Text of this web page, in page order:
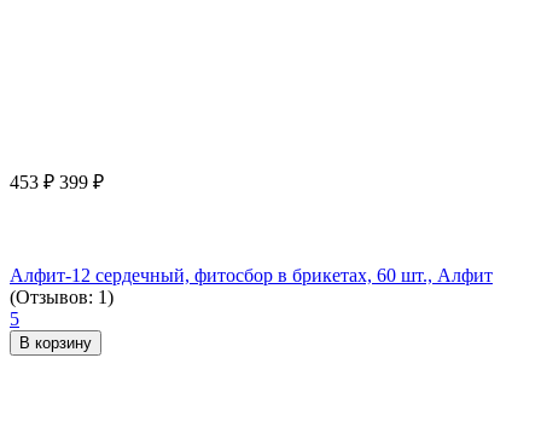
453 ₽ 399 ₽
Алфит-12 сердечный, фитосбор в брикетах, 60 шт., Алфит
(Отзывов: 1)
5
В корзину